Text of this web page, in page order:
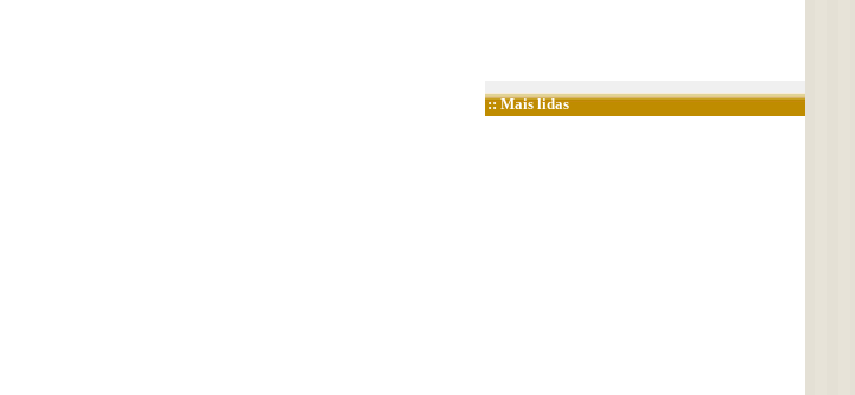
:: Mais lidas